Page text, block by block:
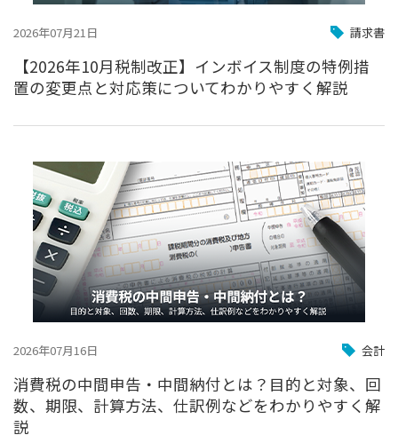
2026年07月21日 請求書
【2026年10月税制改正】インボイス制度の特例措
置の変更点と対応策についてわかりやすく解説
2026年07月16日 会計
消費税の中間申告・中間納付とは？目的と対象、回
数、期限、計算方法、仕訳例などをわかりやすく解
説